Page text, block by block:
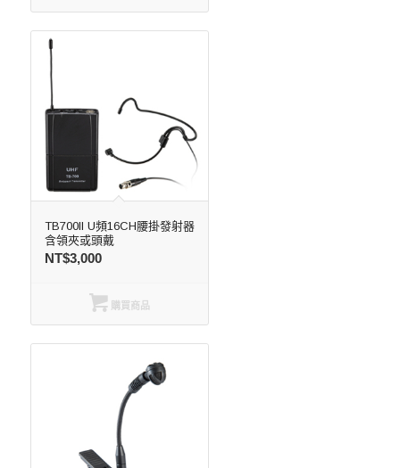
TB700II U頻16CH腰掛發射器
含領夾或頭戴
NT$3,000
購買商品